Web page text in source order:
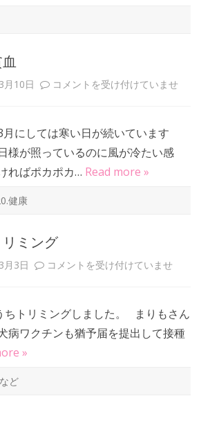
月10日 城
貧
血
は
コメントを受け付けていませ
にしては寒い日が続いています
様が照っているのに風が冷たい感
ればポカポカ… Read more »
健康
ミング
月3日 ち
ト
ミ
コメントを受け付けていませ
ちトリミングしました。 まりもさん
病ワクチンも猶予届を提出して接種
»
ど